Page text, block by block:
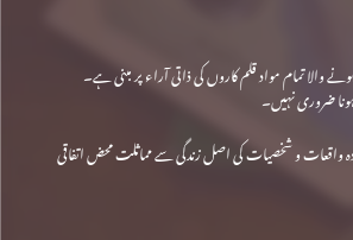
تمام مواد قلم کاروں کی ذاتی آراء پر مبنی ہے۔
ضروری نہیں۔
واقعات و شخصیات کی اصل زندگی سے مماثلت محض اتفاقی